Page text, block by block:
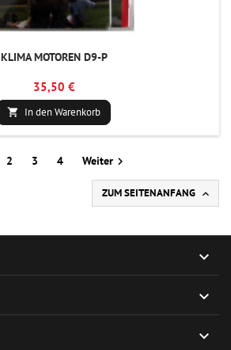
KLIMA MOTOREN D9-P
35,50 €
 In den Warenkorb
2 3 4 Weiter
ZUM SEITENANFANG 


